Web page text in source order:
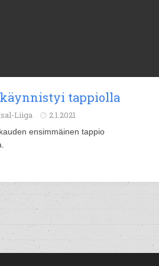
käynnistyi tappiolla
Liiga 2.1.2021
ensimmäinen tappio